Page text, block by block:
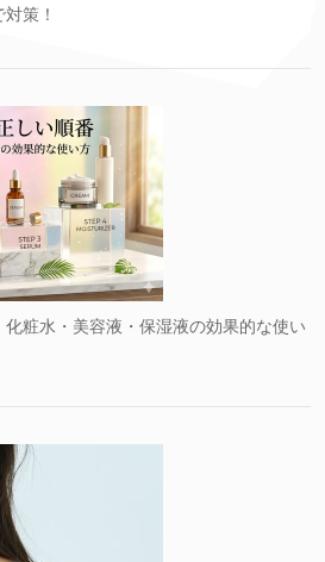
策！
粧水・美容液・保湿液の効果的な使い